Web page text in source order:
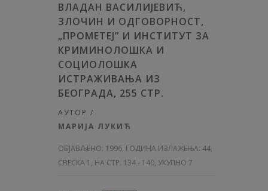
ВЛАДАН ВАСИЛИЈЕВИЋ,
ЗЛОЧИН И ОДГОВОРНОСТ,
„ПРОМЕТЕЈ” И ИНСТИТУТ ЗА
КРИМИНОЛОШКА И
СОЦИОЛОШКА
ИСТРАЖИВАЊА ИЗ
БЕОГРАДА, 255 СТР.
АУТОР /
МАРИЈА ЛУКИЋ
ОБЈАВЉЕНО: 1996, ГОДИНА ИЗЛАЖЕЊА: 44,
СВЕСКА 1, НА СТР. 134 - 140, УКУПНО 7